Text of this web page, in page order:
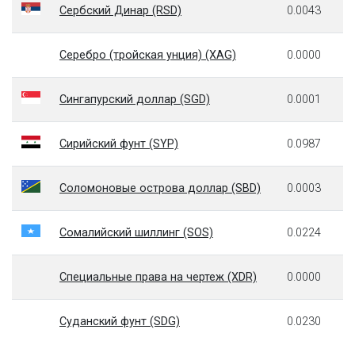
Сербский Динар (RSD) 0.0043
Серебро (тройская унция) (XAG) 0.0000
Сингапурский доллар (SGD) 0.0001
Сирийский фунт (SYP) 0.0987
Соломоновые острова доллар (SBD) 0.0003
Сомалийский шиллинг (SOS) 0.0224
Специальные права на чертеж (XDR) 0.0000
Суданский фунт (SDG) 0.0230